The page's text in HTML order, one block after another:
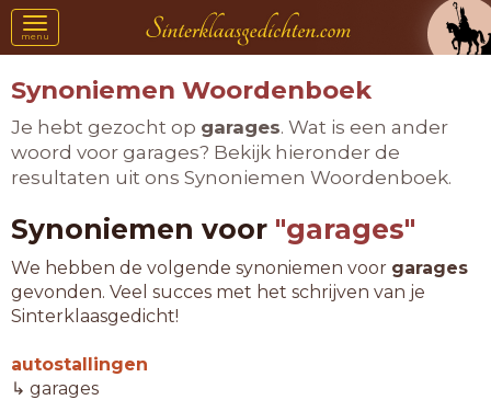
Toggle
navigation
menu
Synoniemen Woordenboek
Je hebt gezocht op garages. Wat is een ander
woord voor garages? Bekijk hieronder de
resultaten uit ons Synoniemen Woordenboek.
Synoniemen voor "garages"
We hebben de volgende synoniemen voor garages
gevonden. Veel succes met het schrijven van je
Sinterklaasgedicht!
autostallingen
↳ garages